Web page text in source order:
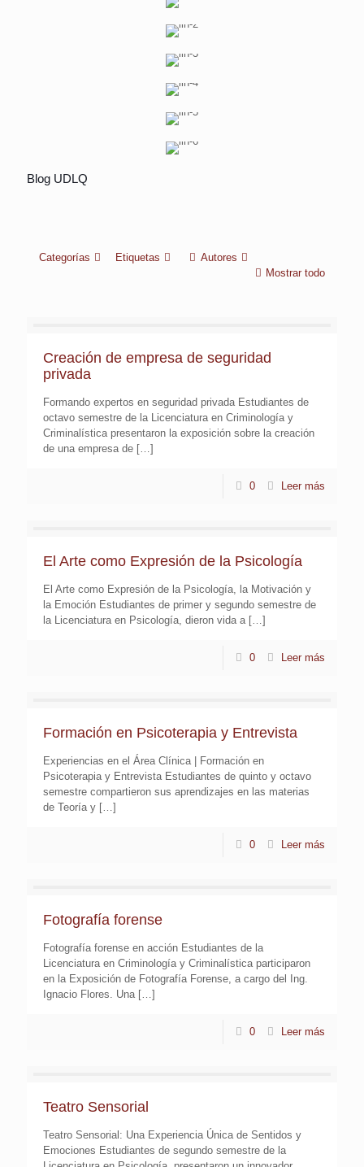
Blog UDLQ
Conferencia “Enlace Fiscal y Comercial
Cautelares
Categorías Etiquetas
Autores
Mostrar todo
Creación de empresa de seguridad
privada
Formando expertos en seguridad privada Estudiantes de
octavo semestre de la Licenciatura en Criminología y
Criminalística presentaron la exposición sobre la creación
de una empresa de […]
0 Leer más
El Arte como Expresión de la Psicología
El Arte como Expresión de la Psicología, la Motivación y
la Emoción Estudiantes de primer y segundo semestre de
la Licenciatura en Psicología, dieron vida a […]
0 Leer más
Formación en Psicoterapia y Entrevista
Experiencias en el Área Clínica | Formación en
Psicoterapia y Entrevista Estudiantes de quinto y octavo
semestre compartieron sus aprendizajes en las materias
de Teoría y […]
0 Leer más
Fotografía forense
Fotografía forense en acción Estudiantes de la
Licenciatura en Criminología y Criminalística participaron
en la Exposición de Fotografía Forense, a cargo del Ing.
Ignacio Flores. Una […]
0 Leer más
Teatro Sensorial
Teatro Sensorial: Una Experiencia Única de Sentidos y
Emociones Estudiantes de segundo semestre de la